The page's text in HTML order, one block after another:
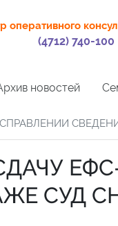
оперативного
(4712) 740-100
новостей
СУД